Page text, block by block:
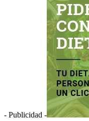
- Publicidad -